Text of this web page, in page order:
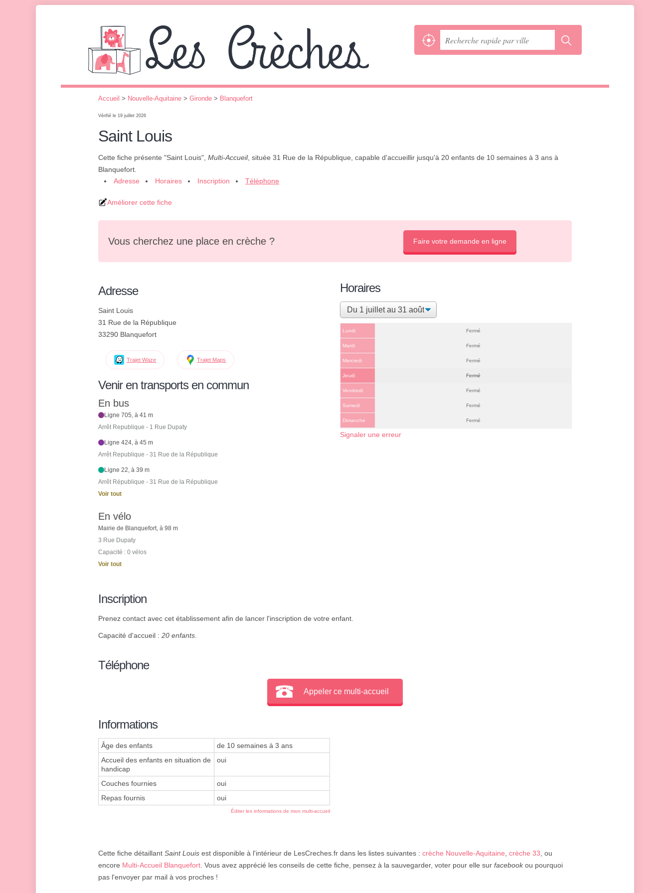
Accueil > Nouvelle-Aquitaine > Gironde > Blanquefort
Vérifié le 19 juillet 2026
Saint Louis
Cette fiche présente "Saint Louis", Multi-Accueil, située 31 Rue de la République, capable d'accueillir jusqu'à 20 enfants de 10 semaines à 3 ans à
Blanquefort.
Adresse
Horaires Inscription Téléphone
Améliorer cette fiche
Vous cherchez une place en crèche ? Faire votre demande en ligne
Adresse
Saint Louis
31 Rue de la République
33290 Blanquefort
Trajet Waze Trajet Maps
Venir en transports en commun
En bus
Ligne 705, à 41 m
Arrêt Republique - 1 Rue Dupaty
Ligne 424, à 45 m
Arrêt Republique - 31 Rue de la République
Ligne 22, à 39 m
Arrêt République - 31 Rue de la République
Voir tout
En vélo
Mairie de Blanquefort, à 98 m
3 Rue Dupaty
Capacité : 0 vélos
Voir tout
Horaires
Lundi Fermé
Mardi Fermé
Mercredi Fermé
Jeudi Fermé
Vendredi Fermé
Samedi Fermé
Dimanche Fermé
Signaler une erreur
Inscription
Prenez contact avec cet établissement afin de lancer l'inscription de votre enfant.
Capacité d'accueil : 20 enfants.
Téléphone
Appeler ce multi-accueil
Informations
Âge des enfants
de 10 semaines à 3 ans
Accueil des enfants en situation de
handicap
oui
Couches fournies
oui
Repas fournis
oui
Éditer les informations de mon multi-accueil
Cette fiche détaillant Saint Louis est disponible à l'intérieur de LesCreches.fr dans les listes suivantes : crèche Nouvelle-Aquitaine, crèche 33, ou
encore Multi-Accueil Blanquefort. Vous avez apprécié les conseils de cette fiche, pensez à la sauvegarder, voter pour elle sur facebookou pourquoi
pas l'envoyer par mail à vos proches !